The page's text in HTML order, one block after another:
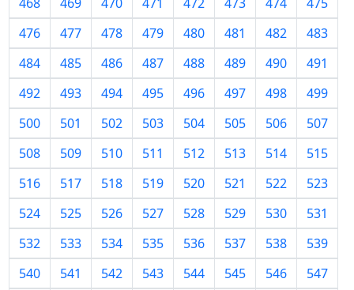
476
477 478 479 480 481 482
483
484
485 486 487 488 489 490
491
492
493 494 495 496 497 498
499
500
501 502 503 504 505 506
507
508
509 510 511 512 513 514
515
516
517 518 519 520 521 522
523
524
525 526 527 528 529 530
531
532
533 534 535 536 537 538
539
540
541 542 543 544 545 546
547